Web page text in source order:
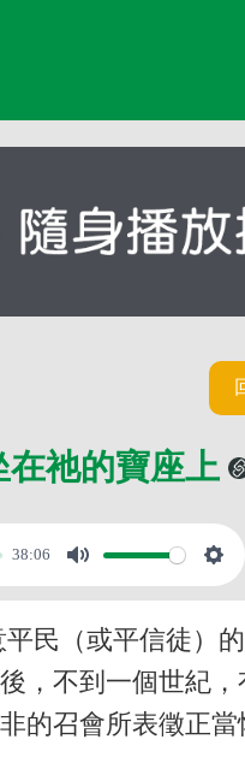
祂的寶座上
38:06
民（或平信徒）
，不到一個世紀
的召會所表徵正